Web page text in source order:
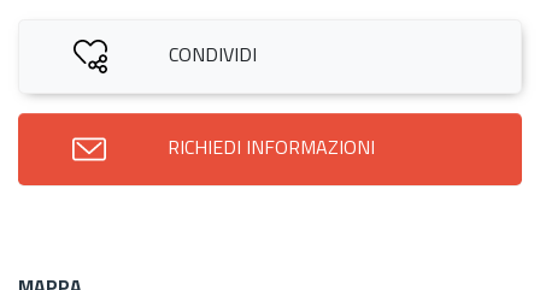
CONDIVIDI
RICHIEDI INFORMAZIONI